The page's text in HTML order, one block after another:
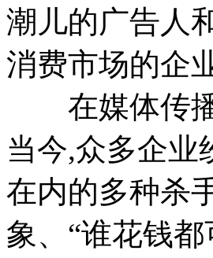
潮儿的广告人
消费市场的企
在媒体传播
当今,众多企业
在内的多种杀
象、“谁花钱